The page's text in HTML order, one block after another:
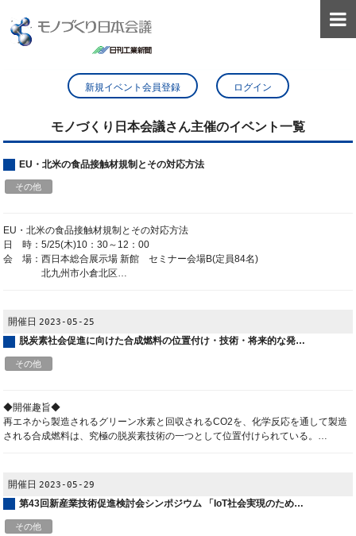

新規イベント会員登録 ログイン
モノづくり日本会議さん主催のイベント一覧
EU・北米の食品接触材規制とその対応方法
その他
EU・北米の食品接触材規制とその対応方法
日 時：5/25(木)10：30～12：00
会 場：西日本総合展示場 新館 セミナー会場B(定員84名)
北九州市小倉北区…
開催日 2023-05-25
脱炭素社会促進に向けた合成燃料の位置付け・技術・将来的な発…
その他
◆開催趣旨◆
再エネから製造されるグリーン水素と回収されるCO2を、化学反応を通して製造
される合成燃料は、究極の脱炭素技術の一つとして位置付けられている。…
開催日 2023-05-29
第43回新産業技術促進検討会シンポジウム 「IoT社会実現のため…
その他